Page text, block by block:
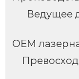
Ведущее
OEM